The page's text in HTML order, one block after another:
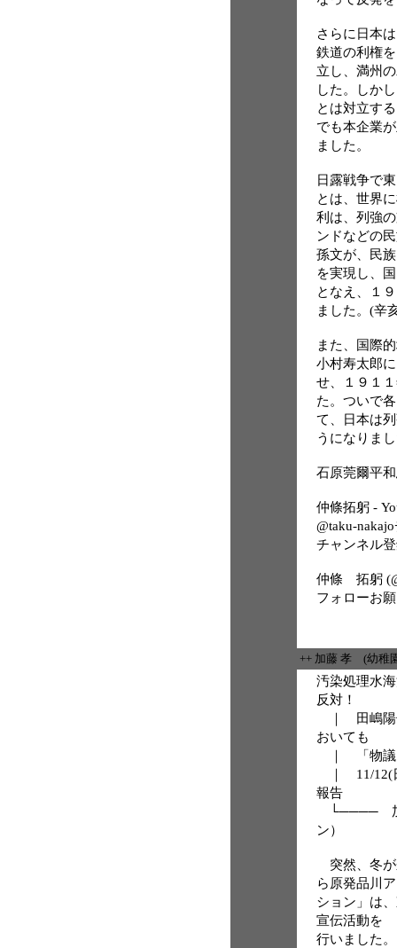
さらに日本
鉄道の利権
立し、満州
した。しか
とは対立す
でも本企業
ました。
日露戦争で
とは、世界
利は、列強
ンドなどの
孫文が、民
を実現し、
となえ、１
ました。(辛
また、国際
小村寿太郎
せ、１９１
た。ついで
て、日本は
うになりま
石原莞爾平
仲條拓躬 -
@taku-
チャンネル
仲條 拓躬
フォローお
++ 加藤 孝 (幼
汚染処理水
反対！
｜ 田嶋陽
おいても
｜ 「物議
｜ 11/12(
報告
└──── 加
ン）
突然、冬が
ら原発品川
ション」は
宣伝活動を
行いました。